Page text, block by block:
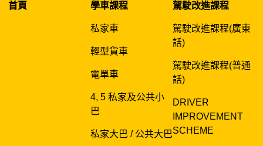
首頁
學車課程
私家車
輕型貨車
電單車
4, 5 私家及公共小
巴
私家大巴 / 公共大巴
駕駛改進課程
駕駛改進課程(廣東
話)
駕駛改進課程(普通
話)
DRIVER
IMPROVEMENT
SCHEME